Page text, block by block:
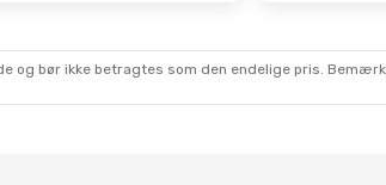
bør ikke betragtes som den endelige pris.